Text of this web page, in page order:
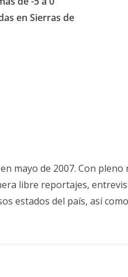
en Sierras de
mayo de 2007. Con
libre reportajes,
estados del país, así